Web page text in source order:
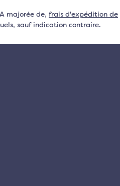
majorée de, frais d'expédition de
sauf indication contraire.